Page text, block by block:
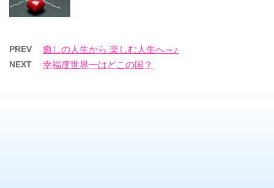
PREV 癒しの人生から 楽しむ人生へ～♪
NEXT 幸福度世界一はどこの国？